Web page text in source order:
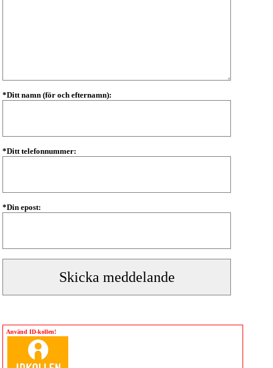
*Ditt namn (för och efternamn):
*Ditt telefonnummer:
*Din epost:
Använd ID-kollen!